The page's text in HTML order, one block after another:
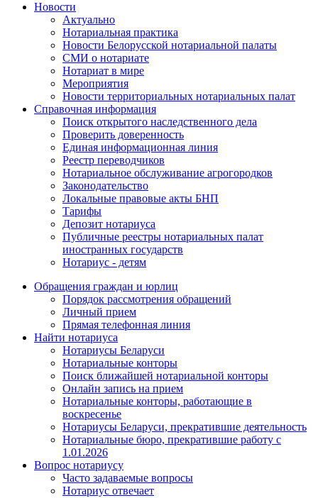
Новости
Актуально
Нотариальная практика
Новости Белорусской нотариальной палаты
СМИ о нотариате
Нотариат в мире
Мероприятия
Новости территориальных нотариальных палат
Справочная информация
Поиск открытого наследственного дела
Проверить доверенность
Единая информационная линия
Реестр переводчиков
Нотариальное обслуживание агрогородков
Законодательство
Локальные правовые акты БНП
Тарифы
Депозит нотариуса
Публичные реестры нотариальных палат
иностранных государств
Нотариус - детям
Обращения граждан и юрлиц
Порядок рассмотрения обращений
Личный прием
Прямая телефонная линия
Найти нотариуса
Нотариусы Беларуси
Нотариальные конторы
Поиск ближайшей нотариальной конторы
Онлайн запись на прием
Нотариальные конторы, работающие в
воскресенье
Нотариусы Беларуси, прекратившие деятельность
Нотариальные бюро, прекратившие работу с
1.01.2026
Вопрос нотариусу
Часто задаваемые вопросы
Нотариус отвечает